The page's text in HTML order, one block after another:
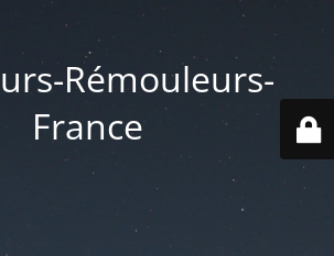
Rémouleurs-
France